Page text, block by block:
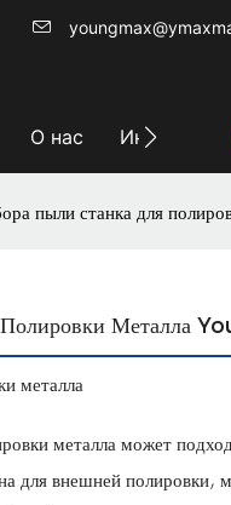
О нас
пыли станка для
Металла
металла
металла может
для внешней полировки,